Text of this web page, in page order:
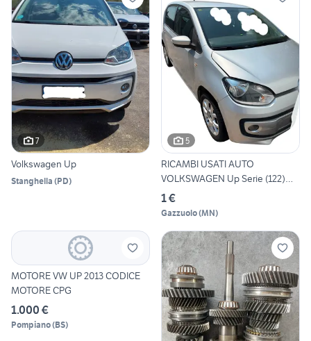
7
Volkswagen Up
Stanghella (PD)
5
RICAMBI USATI AUTO
VOLKSWAGEN Up Serie (122)
(16>)
1 €
Gazzuolo(MN)
MOTORE VW UP 2013 CODICE
MOTORE CPG
1.000 €
Pompiano(BS)